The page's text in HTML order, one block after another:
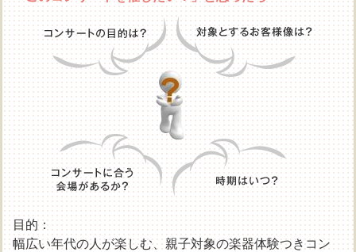
目的：
幅広い年代の人が楽しむ、親子対象の楽器体験つきコン